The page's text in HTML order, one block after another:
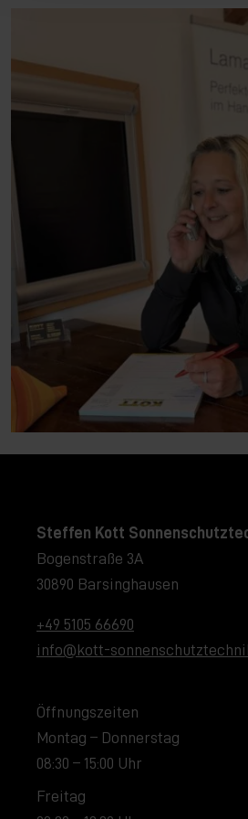
Steffen Kott
Bogenstraße 3A
30890 Barsinghausen
+49 5105 66690
info@kott-
Öffnungszeiten
Montag – Donnerstag
08:30 – 15:00 Uhr
Freitag